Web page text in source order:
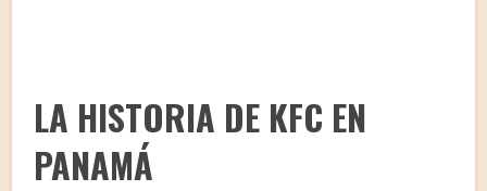
LA HISTORIA DE KFC EN
PANAMÁ